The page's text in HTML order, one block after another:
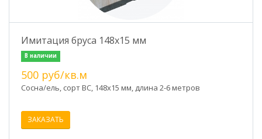
Имитация бруса 148х15 мм
В наличии
500 руб/кв.м
Сосна/ель, сорт ВС, 148х15 мм, длина 2-6 метров
ЗАКАЗАТЬ